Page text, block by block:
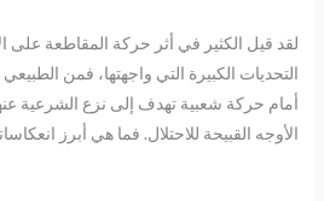
لقد قيل الكثير في أثر حركة المقاطعة على
التحديات الكبيرة التي واجهتها، فمن
أمام حركة شعبية تهدف إلى نزع الشرعية
الأوجه القبيحة للاحتلال. فما هي أبرز